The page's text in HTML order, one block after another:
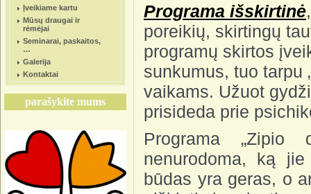
Įveikiame kartu
Mūsų draugai ir
rėmėjai
Seminarai, paskaitos,
…
Galerija
Kontaktai
parašykite mums
Programa išskirtinė
poreikių, skirtingų
programų skirtos
sunkumus, tuo tarpu
vaikams. Užuot
prisideda prie
Programa „Zipio
nenurodoma, ką
būdas yra geras, o